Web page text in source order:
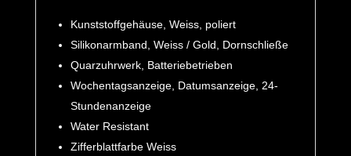
Kunststoffgehäuse, Weiss, poliert
Silikonarmband, Weiss / Gold, Dornschließe
Quarzuhrwerk, Batteriebetrieben
Wochentagsanzeige, Datumsanzeige, 24-
Stundenanzeige
Water Resistant
Zifferblattfarbe Weiss